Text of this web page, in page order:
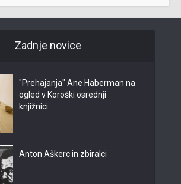
Zadnje novice
"Prehajanja" Ane Haberman na
ogled v Koroški osrednji
knjižnici
Anton Aškerc in zbiralci